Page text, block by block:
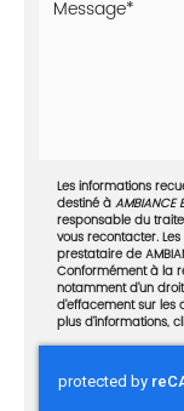
Les informations
destiné àAMBIANCE
responsable du
vous recontacter.
prestataire de
Conformément à la
notamment d'un
d'effacement sur les
plus d’informations,